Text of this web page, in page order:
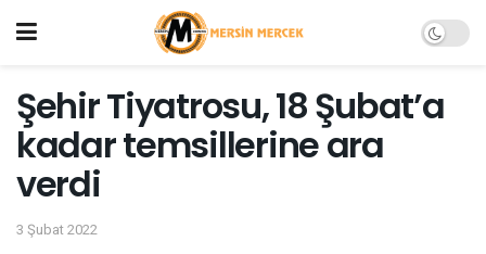
Şehir Tiyatrosu, 18 Şubat’a
kadar temsillerine ara
verdi
3 Şubat 2022